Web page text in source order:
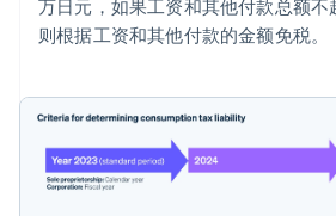
万日元，如果工资和其他付款总额不
则根据工资和其他付款的金额免税。